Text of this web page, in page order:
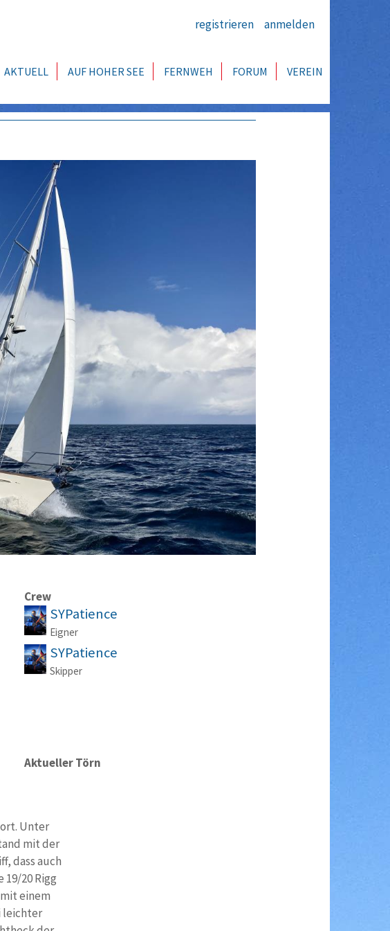
registrieren anmelden
AKTUELL AUF HOHER SEE FERNWEH FORUM VEREIN
Unter
mit der
dass auch
20 Rigg
einem
leichter
Crew
SYPatience
Eigner
SYPatience
Skipper
Aktueller Törn